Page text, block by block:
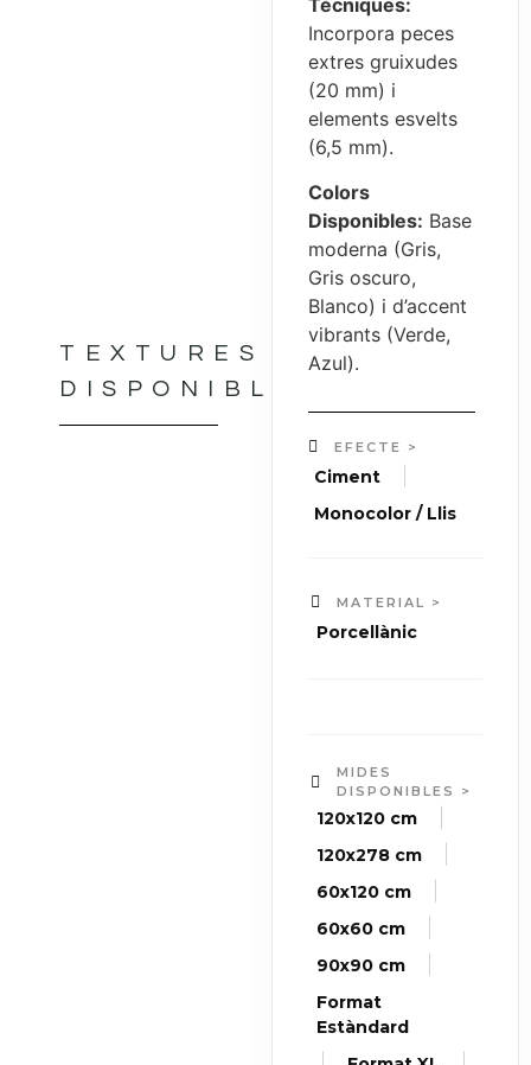
TEXTURES
DISPONIBLES
Incorpora peces
extres gruixudes
(20 mm) i
elements esvelts
(6,5 mm).
Colors
Disponibles: Base
moderna (Gris,
Gris oscuro,
Blanco) i d’accent
vibrants (Verde,
Azul).
EFECTE >
Ciment
Monocolor / Llis
MATERIAL >
Porcellànic
MIDES
DISPONIBLES >
120x120 cm
120x278 cm
60x120 cm
60x60 cm
90x90 cm
Format
Estàndard